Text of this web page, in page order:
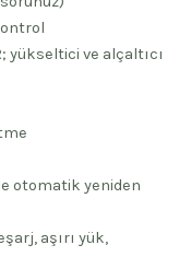
yükseltici ve alçaltıcı
otomatik yeniden
aşırı yük,